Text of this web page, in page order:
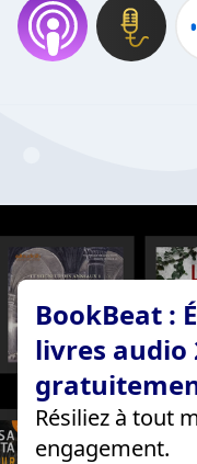
BookBeat :
livres audio
Résiliez à tout
engagement.